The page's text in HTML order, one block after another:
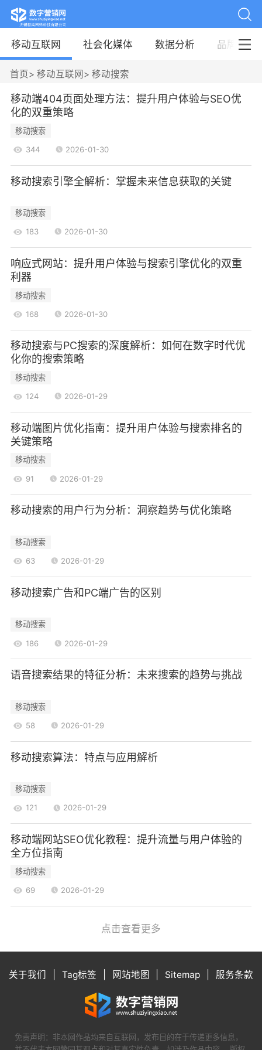
移动互联网 社会化媒体 数据分析 品牌案例
首页> 移动互联网 > 移动搜索
移动端404页面处理方法：提升用户体验与SEO优
化的双重策略
移动搜索
344 2026-01-30
移动搜索引擎全解析：掌握未来信息获取的关键
移动搜索
183 2026-01-30
响应式网站：提升用户体验与搜索引擎优化的双重
利器
移动搜索
168 2026-01-30
移动搜索与PC搜索的深度解析：如何在数字时代优
化你的搜索策略
移动搜索
124 2026-01-29
移动端图片优化指南：提升用户体验与搜索排名的
关键策略
移动搜索
91 2026-01-29
移动搜索的用户行为分析：洞察趋势与优化策略
移动搜索
63 2026-01-29
移动搜索广告和PC端广告的区别
移动搜索
186 2026-01-29
语音搜索结果的特征分析：未来搜索的趋势与挑战
移动搜索
58 2026-01-29
移动搜索算法：特点与应用解析
移动搜索
121 2026-01-29
移动端网站SEO优化教程：提升流量与用户体验的
全方位指南
移动搜索
69 2026-01-29
点击查看更多
关于我们 Tag标签 网站地图 Sitemap 服务条款
免责声明：非本网作品均来自互联网，发布目的在于传递更多信息，